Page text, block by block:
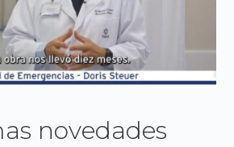
novedades